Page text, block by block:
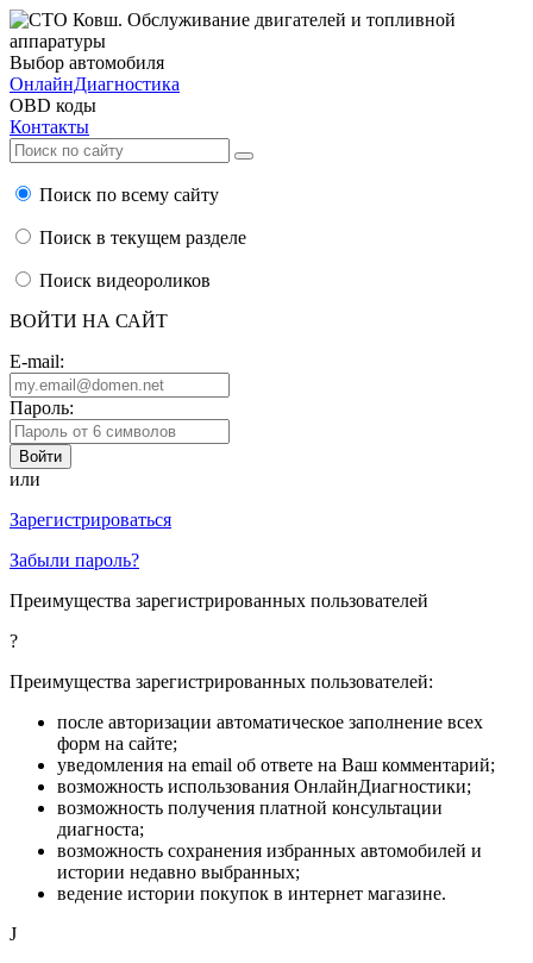
Выбор автомобиля
ОнлайнДиагностика
OBD коды
Контакты
Поиск по всему сайту
Поиск в текущем разделе
Поиск видеороликов
ВОЙТИ НА САЙТ
E-mail:
Пароль:
или
Зарегистрироваться
Забыли пароль?
Преимущества зарегистрированных пользователей
?
Преимущества зарегистрированных пользователей:
после авторизации автоматическое заполнение всех
форм на сайте;
уведомления на email об ответе на Ваш комментарий;
возможность использования ОнлайнДиагностики;
возможность получения платной консультации
диагноста;
возможность сохранения избранных автомобилей и
истории недавно выбранных;
ведение истории покупок в интернет магазине.
J